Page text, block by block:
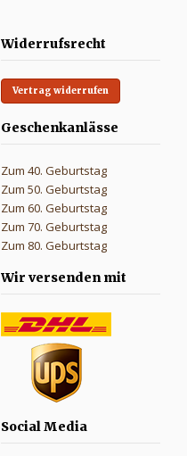
Widerrufsrecht
Vertrag widerrufen
Geschenkanlässe
Zum 40. Geburtstag
Zum 50. Geburtstag
Zum 60. Geburtstag
Zum 70. Geburtstag
Zum 80. Geburtstag
Wir versenden mit
Social Media